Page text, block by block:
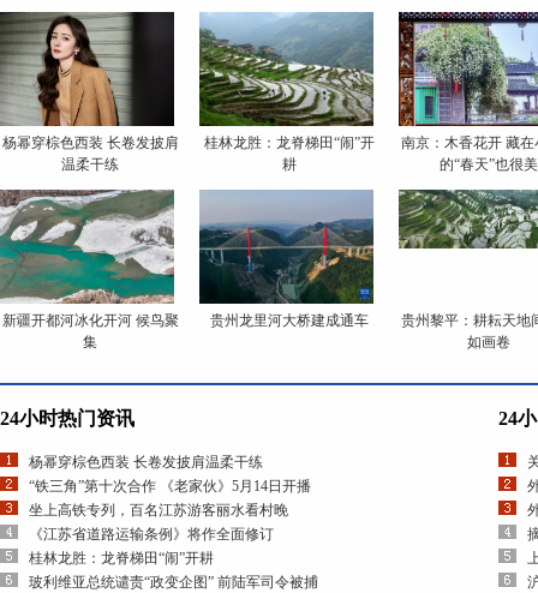
杨幂穿棕色西装 长卷发披肩
温柔干练
桂林龙胜：龙脊梯田“闹”开
耕
南京：木香花开 藏在
的“春天”也很美
新疆开都河冰化开河 候鸟聚
集
贵州龙里河大桥建成通车
贵州黎平：耕耘天地
如画卷
24小时热门资讯
杨幂穿棕色西装 长卷发披肩温柔干练
“铁三角”第十次合作 《老家伙》5月14日开播
坐上高铁专列，百名江苏游客丽水看村晚
《江苏省道路运输条例》将作全面修订
桂林龙胜：龙脊梯田“闹”开耕
玻利维亚总统谴责“政变企图” 前陆军司令被捕
24